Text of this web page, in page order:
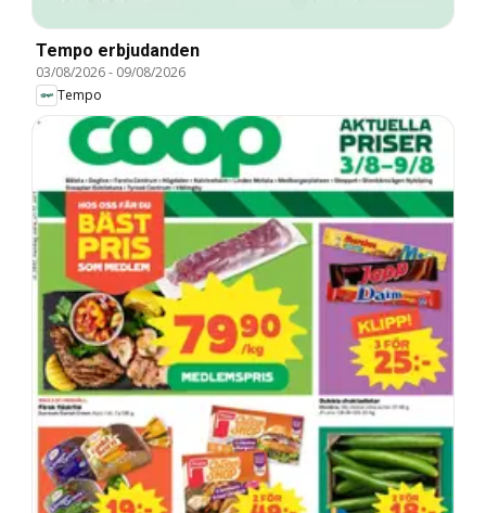
Tempo erbjudanden
03/08/2026- 09/08/2026
Tempo